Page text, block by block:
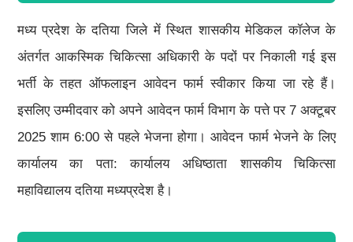
मध्य प्रदेश के दतिया जिले में स्थित शासकीय मेडिकल कॉलेज के
अंतर्गत आकस्मिक चिकित्सा अधिकारी के पदों पर निकाली गई इस
भर्ती के तहत ऑफलाइन आवेदन फार्म स्वीकार किया जा रहे हैं।
इसलिए उम्मीदवार को अपने आवेदन फार्म विभाग के पत्ते पर 7 अक्टूबर
2025 शाम 6:00 से पहले भेजना होगा। आवेदन फार्म भेजने के लिए
कार्यालय का पता: कार्यालय अधिष्ठाता शासकीय चिकित्सा
महाविद्यालय दतिया मध्यप्रदेश है।